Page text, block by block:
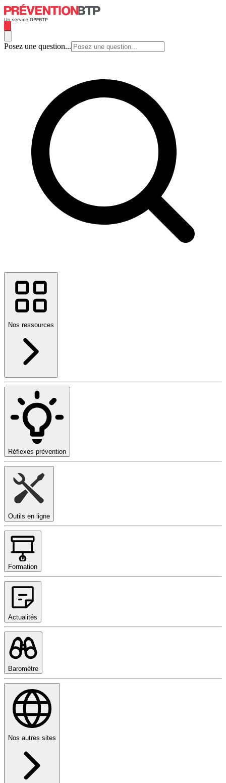
Posez une question...
Nos ressources
Réflexes prévention
Outils en ligne
Formation
Actualités
Baromètre
Nos autres sites